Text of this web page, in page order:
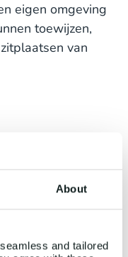
About
and tailored
eigen omgeving
toewijzen,
van
laatste maanden
leuke actie
korting krijgen